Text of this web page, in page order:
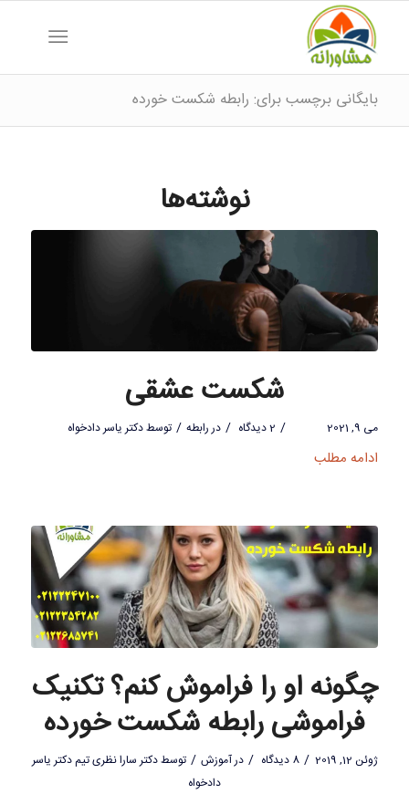
بایگانی برچسب برای: رابطه شکست خورده
نوشته‌ها
شکست عشقی
می 9, 2021 / 2 دیدگاه / دررابطه / توسطدکتر یاسر دادخواه
ادامه مطلب
چگونه او را فراموش کنم؟ تکنیک
فراموشی رابطه شکست خورده
ژوئن 12, 2019 / 8 دیدگاه / درآموزش / توسطدکتر سارا نظری تیم دکتر یاسر
دادخواه